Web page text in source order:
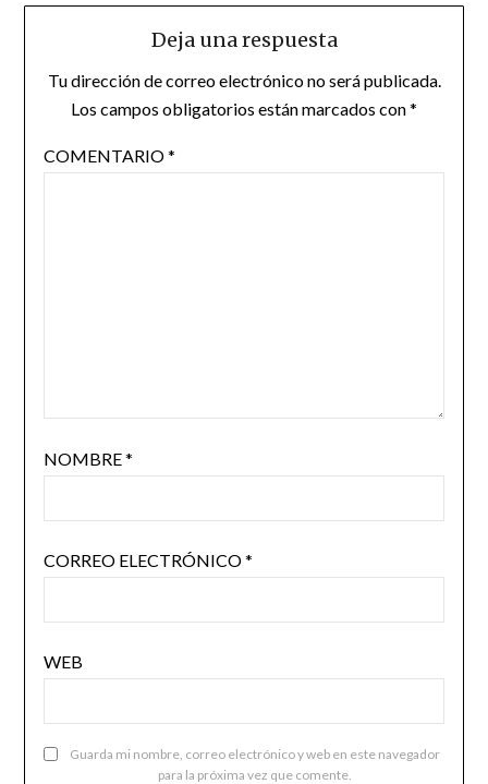
Deja una respuesta
Tu dirección de correo electrónico no será publicada.
Los campos obligatorios están marcados con*
COMENTARIO*
NOMBRE*
CORREO ELECTRÓNICO*
WEB
Guarda mi nombre, correo electrónico y web en este navegador
para la próxima vez que comente.